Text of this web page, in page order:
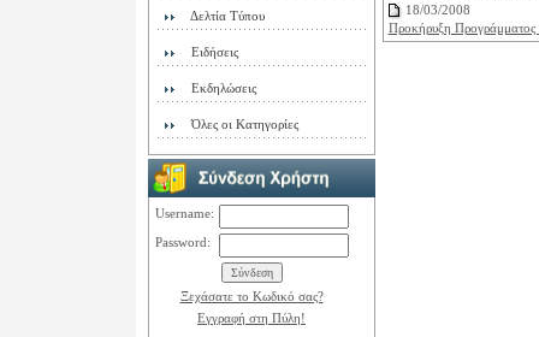
Δελτία Τύπου
Ειδήσεις
Εκδηλώσεις
Όλες οι Κατηγορίες
Username:
Password:
Ξεχάσατε το Κωδικό σας?
Εγγραφή στη Πύλη!
18/03/2008
Προκήρυξη Προγράμματος